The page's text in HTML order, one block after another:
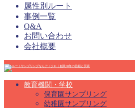
属性別ルート
事例一覧
Q&A
お問い合わせ
会社概要
教育機関・学校
保育園サンプリング
幼稚園サンプリング